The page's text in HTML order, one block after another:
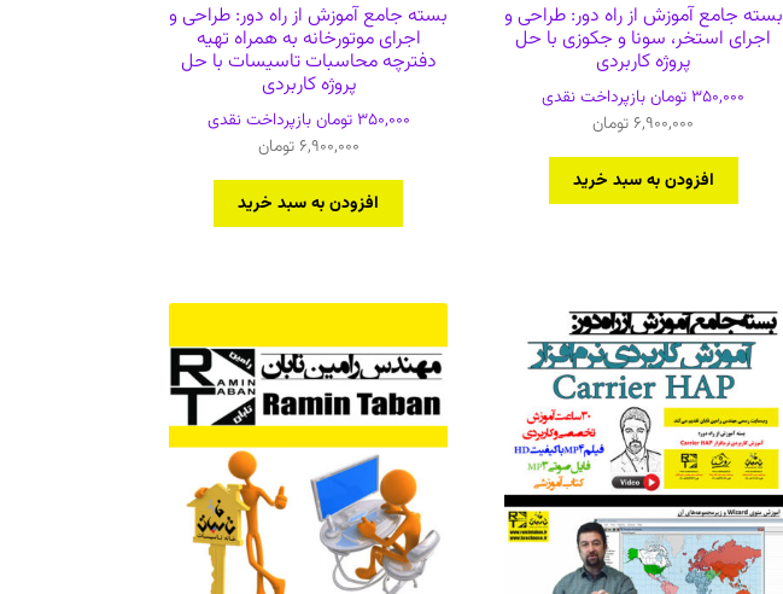
بسته جامع آموزش از راه دور: طراحی و
اجرای استخر، سونا و جکوزی با حل
پروژه کاربردی
350,000 تومانبازپرداخت نقدی
6,900,000 تومان
افزودن به سبد خرید
بسته جامع آموزش از راه دور: طراحی و
اجرای موتورخانه به همراه تهیه
دفترچه محاسبات تاسیسات با حل
پروژه کاربردی
350,000 تومانبازپرداخت نقدی
6,900,000 تومان
افزودن به سبد خرید